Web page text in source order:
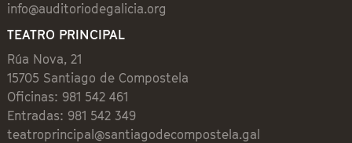
info@auditoriodegalicia.org
TEATRO PRINCIPAL
Rúa Nova, 21
15705 Santiago de Compostela
Oficinas: 981 542 461
Entradas: 981 542 349
teatroprincipal@santiagodecompostela.gal